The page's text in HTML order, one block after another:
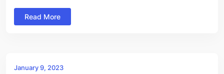
Read More
January 9, 2023